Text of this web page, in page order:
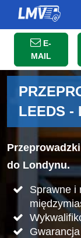
E-
MAIL
LEEDS -
do Londynu.
Sprawne i